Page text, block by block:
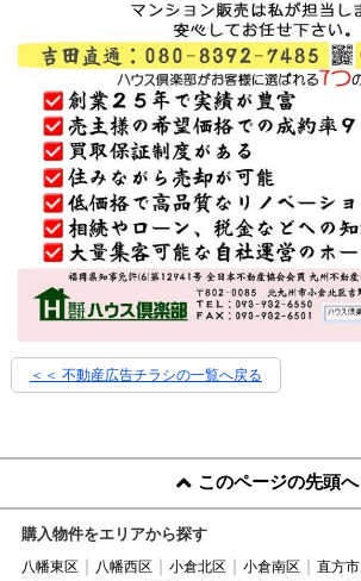
＜＜ 不動産広告チラシの一覧へ戻る
このページの先頭へ
購入物件をエリアから探す
八幡東区 八幡西区 小倉北区 小倉南区 直方市